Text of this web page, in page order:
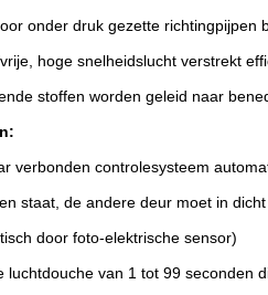
onder druk gezette richtingpijpen
hoge snelheidslucht verstrekt
stoffen worden geleid naar
verbonden controlesysteem
staat, de andere deur moet in
door foto-elektrische sensor)
luchtdouche van 1 tot 99 seconden